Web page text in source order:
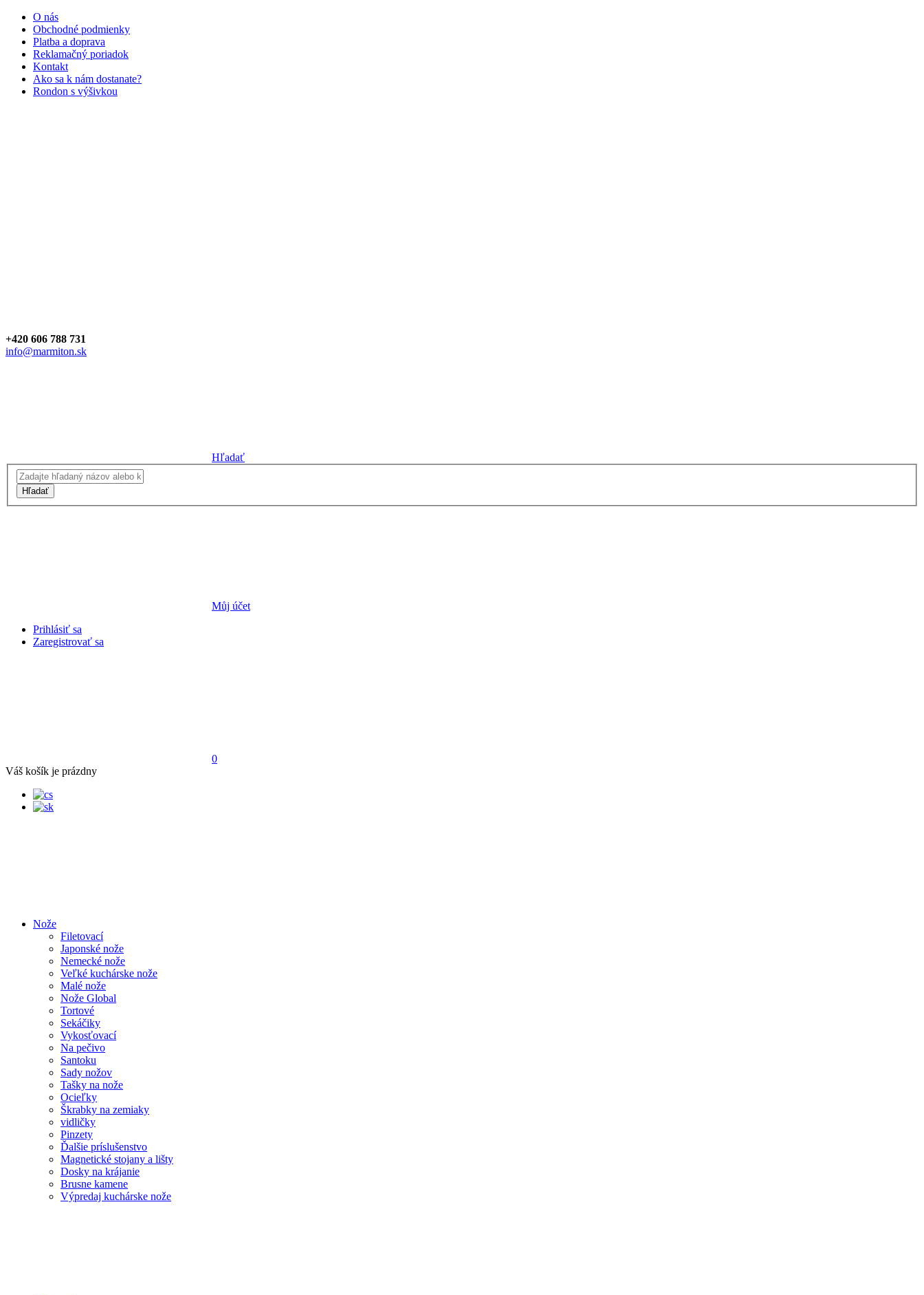
O nás
Obchodné podmienky
Platba a doprava
Reklamačný poriadok
Kontakt
Ako sa k nám dostanate?
Rondon s výšivkou
+420 606 788 731
info@marmiton.sk
Hľadať
Hľadať
Můj účet
Prihlásiť sa
Zaregistrovať sa
0
Váš košík je prázdny
Nože
Filetovací
Japonské nože
Nemecké nože
Veľké kuchárske nože
Malé nože
Nože Global
Tortové
Sekáčiky
Vykosťovací
Na pečivo
Santoku
Sady nožov
Tašky na nože
Ocieľky
Škrabky na zemiaky
vidličky
Pinzety
Ďalšie príslušenstvo
Magnetické stojany a lišty
Dosky na krájanie
Brusne kamene
Výpredaj kuchárske nože